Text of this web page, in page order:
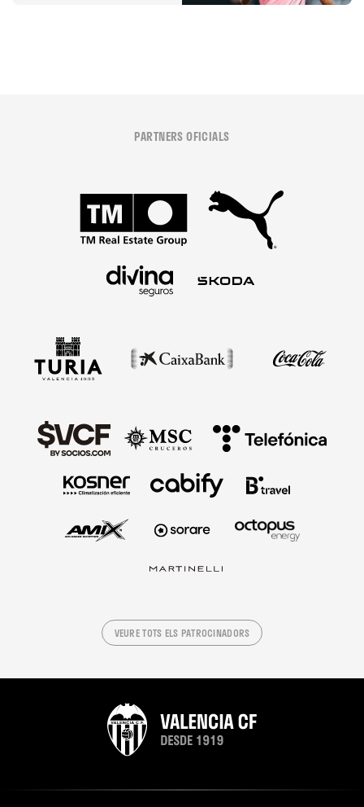
PARTNERS OFICIALS
VEURE TOTS ELS PATROCINADORS